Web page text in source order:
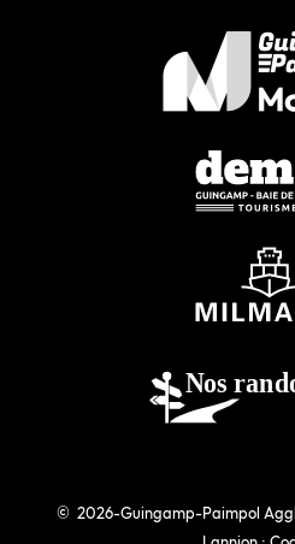
© 2026-Guingamp-Paimpol